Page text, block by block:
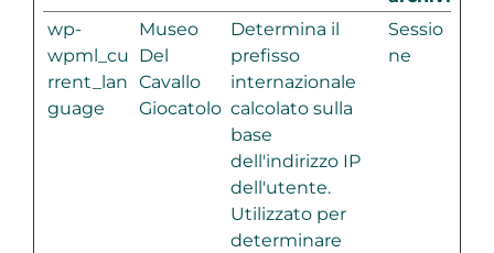
wp-
wpml_cu
rrent_lan
guage
Museo
Del
Cavallo
Giocatolo
Determina il
prefisso
internazionale
calcolato sulla
base
dell'indirizzo IP
dell'utente.
Utilizzato per
determinare
Sessio
ne